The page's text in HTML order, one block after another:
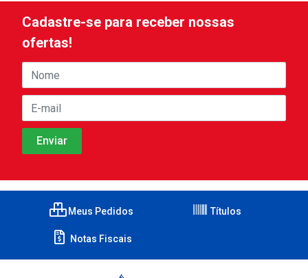
Cadastre-se para receber nossas
ofertas!
Meus Pedidos Títulos
Notas Fiscais